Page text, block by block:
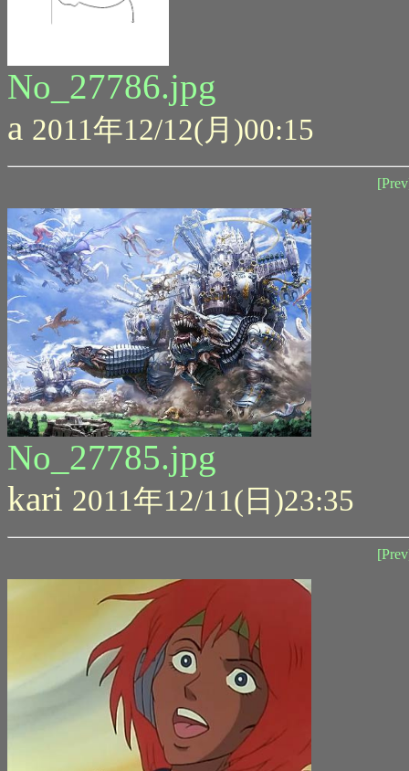
No_27786.jpg
a 2011年12/12(月)00:15
No_27785.jpg
kari 2011年12/11(日)23:35